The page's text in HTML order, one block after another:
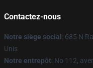
Contactez-nous
Notre siège social : 685 N
Unis
Notre entrepôt: No 112,